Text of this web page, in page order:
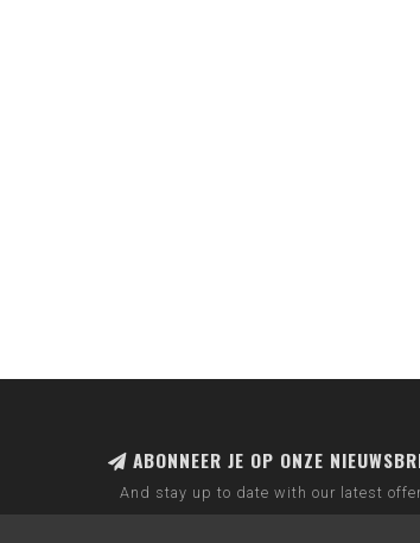
ABONNEER JE OP ONZE
And stay up to date with our latest